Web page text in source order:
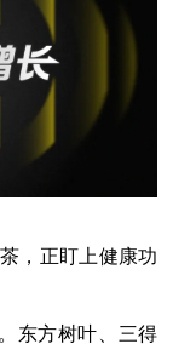
，正盯上健康功
东方树叶、三得